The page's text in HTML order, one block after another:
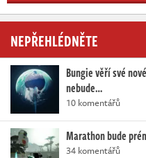
NEPŘEHLÉDNĚTE
Bungie věří své
nebude…
10 komentářů
Marathon bude
34 komentářů